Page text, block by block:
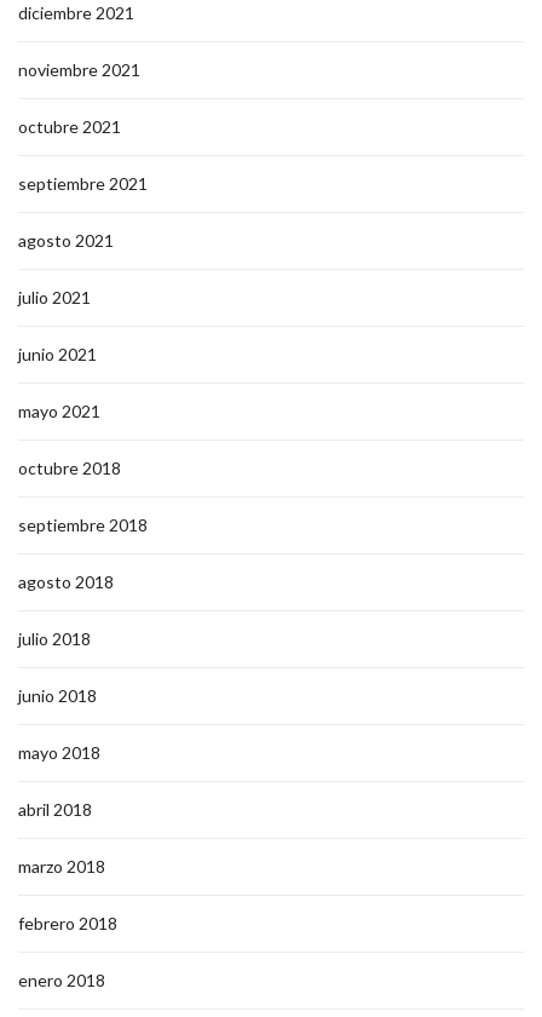
diciembre 2021
noviembre 2021
octubre 2021
septiembre 2021
agosto 2021
julio 2021
junio 2021
mayo 2021
octubre 2018
septiembre 2018
agosto 2018
julio 2018
junio 2018
mayo 2018
abril 2018
marzo 2018
febrero 2018
enero 2018